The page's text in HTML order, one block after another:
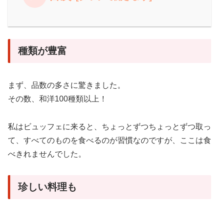
種類が豊富
まず、品数の多さに驚きました。
その数、和洋100種類以上！
私はビュッフェに来ると、ちょっとずつちょっとずつ取っ
て、すべてのものを食べるのが習慣なのですが、ここは食
べきれませんでした。
珍しい料理も